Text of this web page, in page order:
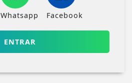
Whatsapp Facebook
ENTRAR